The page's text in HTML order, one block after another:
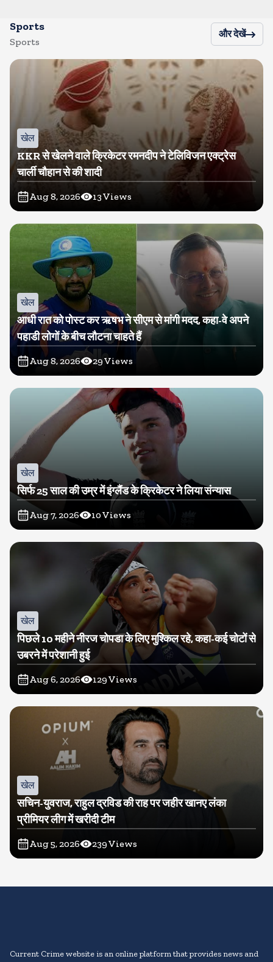
Sports
Sports
और देखें
खेल
KKR से खेलने वाले क्रिकेटर रमनदीप ने टेलिविजन एक्ट्रेस
चार्ली चौहान से की शादी
Aug 8, 2026 13Views
खेल
आधी रात को पोस्ट कर ऋषभ ने सीएम से मांगी मदद, कहा-वे अपने
पहाडी लोगों के बीच लौटना चाहते हैं
Aug 8, 2026 29Views
खेल
सिर्फ 25 साल की उम्र में इंग्लैंड के क्रिकेटर ने लिया संन्यास
Aug 7, 2026 10Views
खेल
पिछले 10 महीने नीरज चोपडा के लिए मुश्किल रहे, कहा-कई चोटों से
उबरने में परेशानी हुई
Aug 6, 2026 129Views
खेल
सचिन-युवराज, राहुल द्रविड की राह पर जहीर खानए लंका
प्रीमियर लीग में खरीदी टीम
Aug 5, 2026 239Views
Current Crime website is an online platform that provides news and